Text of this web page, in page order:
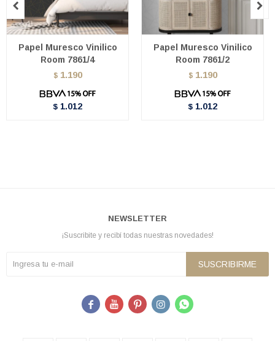
Papel Muresco Vinilico
Room 7861/4
$ 1.190
$ 1.012
Papel Muresco Vinilico
Room 7861/2
$ 1.190
$ 1.012
 
NEWSLETTER
¡Suscribite y recibí todas nuestras novedades!
SUSCRIBIRME
    